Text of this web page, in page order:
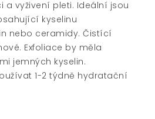
a vyživení pleti. Ideální jsou
kyselinu
nebo ceramidy. Čistící
Exfoliace by měla
jemných kyselin.
1-2 týdně hydratační